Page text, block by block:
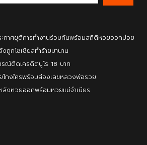
กาศยุติการทำงานร่วมกันพร้อมสถิติหวยออกบ่อย
ถูกโซเชียลทำร้ายมานาน
รณ์ติดเครดิตบูโร 18 บาท
โกงใครพร้อมส่องเลขหลวงพ่อรวย
ลังหวยออกพร้อมหวยแม่จำเนียร